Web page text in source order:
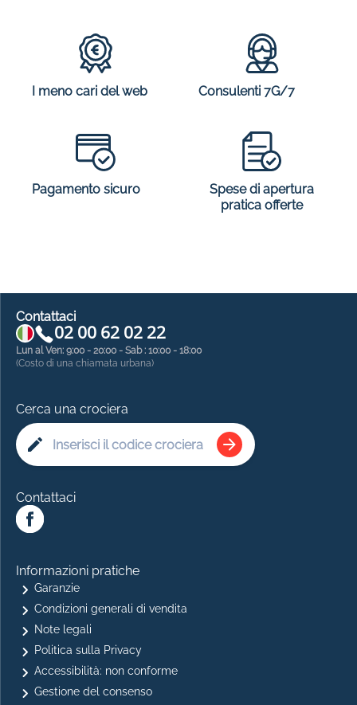
I meno cari del web Consulenti 7G/7
Pagamento sicuro
Spese di apertura
pratica offerte
Contattaci
02 00 62 02 22
Lun al Ven: 9:00 - 20:00 - Sab : 10:00 - 18:00
(Costo di una chiamata urbana)
Cerca una crociera
Contattaci
Informazioni pratiche
Garanzie
Condizioni generali di vendita
Note legali
Politica sulla Privacy
Accessibilità: non conforme
Gestione del consenso